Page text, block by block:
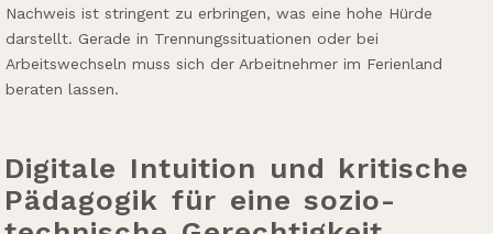
Nachweis ist stringent zu erbringen, was eine hohe Hürde
darstellt. Gerade in Trennungssituationen oder bei
Arbeitswechseln muss sich der Arbeitnehmer im Ferienland
beraten lassen.
Digitale Intuition und kritische
Pädagogik für eine sozio-